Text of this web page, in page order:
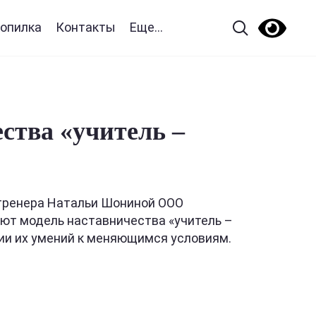
Контакты Еще...
«учитель –
Натальи Шониной ООО
модель наставничества «учитель –
их умений к меняющимся условиям.